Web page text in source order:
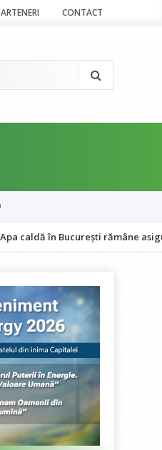
CONTACT
București rămâne asigurată